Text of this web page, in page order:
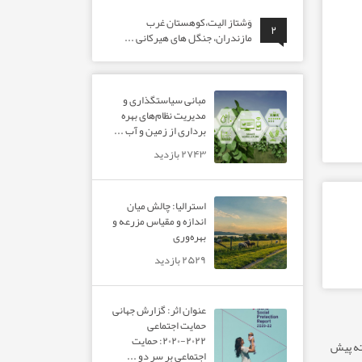
۲
وَشتاز الیت،کوهستان غرب
مازندران، جنگل های هیرکانی ...
مبانی سیاستگذاری و
مدیریت نظام‌های بهره‌
برداری از زمین و آب ...
۲۷۴۳ بازدید
استرالیا: چالش میان
اندازه و مقیاس مزرعه و
بهره‌وری
۲۵۲۹ بازدید
عنوان اثر: گزارش جهانی
حمایت اجتماعی
۲۰۲۲-۲۰۲۰: حمایت
اجتماعی بر سر دو ...